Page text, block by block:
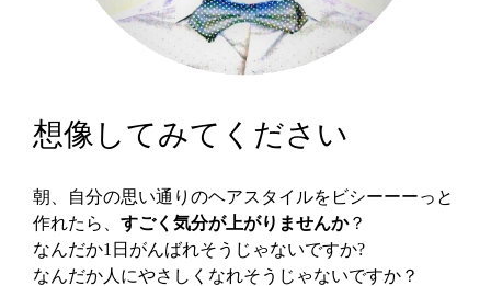
想像してみてください
朝、自分の思い通りのヘアスタイルをビシーーーっと
作れたら、 すごく気分が上がりませんか？
なんだか1日がんばれそうじゃないですか?
なんだか人にやさしくなれそうじゃないですか？